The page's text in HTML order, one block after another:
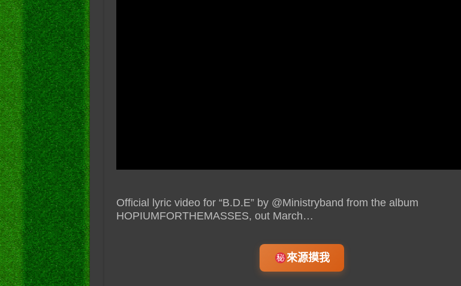
Official lyric video for “B.D.E” by @Ministryband from the album
HOPIUMFORTHEMASSES, out March…
來源摸我